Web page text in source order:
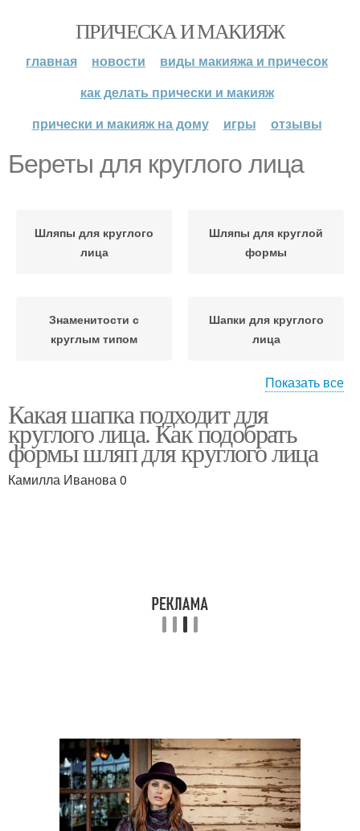
ПРИЧЕСКА И МАКИЯЖ
главная новости
виды макияжа и причесок
как делать прически и макияж
прически и макияж на дому
игры отзывы
Береты для круглого лица
Шляпы для круглого
лица
Шляпы для круглой
формы
Знаменитости с
круглым типом
Шапки для круглого
лица
лица
круглого типа
прямоугольного лица
Треугольное лицо Квадратное лицо
Показать все
Какая шапка подходит для
круглого лица. Как подобрать
формы шляп для круглого лица
Камилла Иванова 0